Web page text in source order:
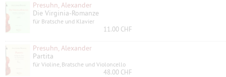
Presuhn, Alexander
Die Virginia-Romanze
für Bratsche und Klavier
11.00 CHF
Presuhn, Alexander
Partita
für Violine, Bratsche und Violoncello
48.00 CHF